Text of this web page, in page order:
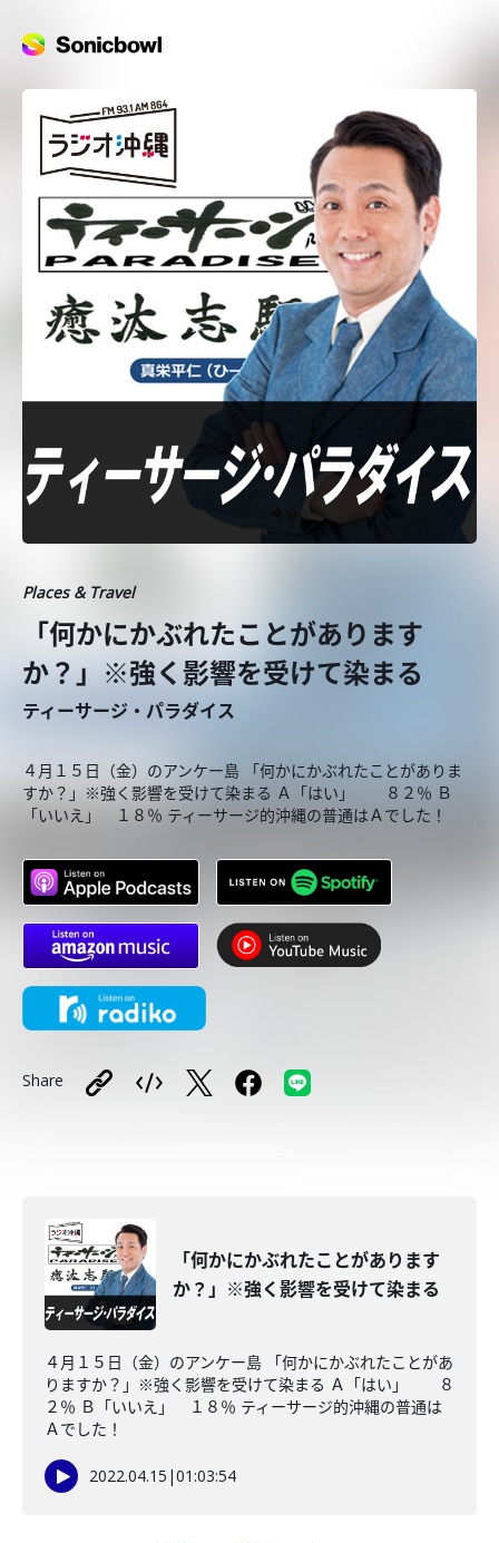
Places & Travel
「何かにかぶれたことがあります
か？」※強く影響を受けて染まる
ティーサージ・パラダイス
４月１５日（金）のアンケー島 「何かにかぶれたことがありま
すか？」※強く影響を受けて染まる Ａ「はい」 ８２％ Ｂ
「いいえ」 １８％ ティーサージ的沖縄の普通はＡでした！
Share
「何かにかぶれたことがあります
か？」※強く影響を受けて染まる
４月１５日（金）のアンケー島 「何かにかぶれたことがあ
りますか？」※強く影響を受けて染まる Ａ「はい」 ８
２％ Ｂ「いいえ」 １８％ ティーサージ的沖縄の普通は
Ａでした！
2022.04.15 |01:03:54